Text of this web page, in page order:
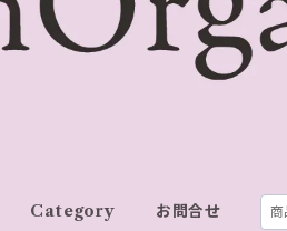
Category お問合せ